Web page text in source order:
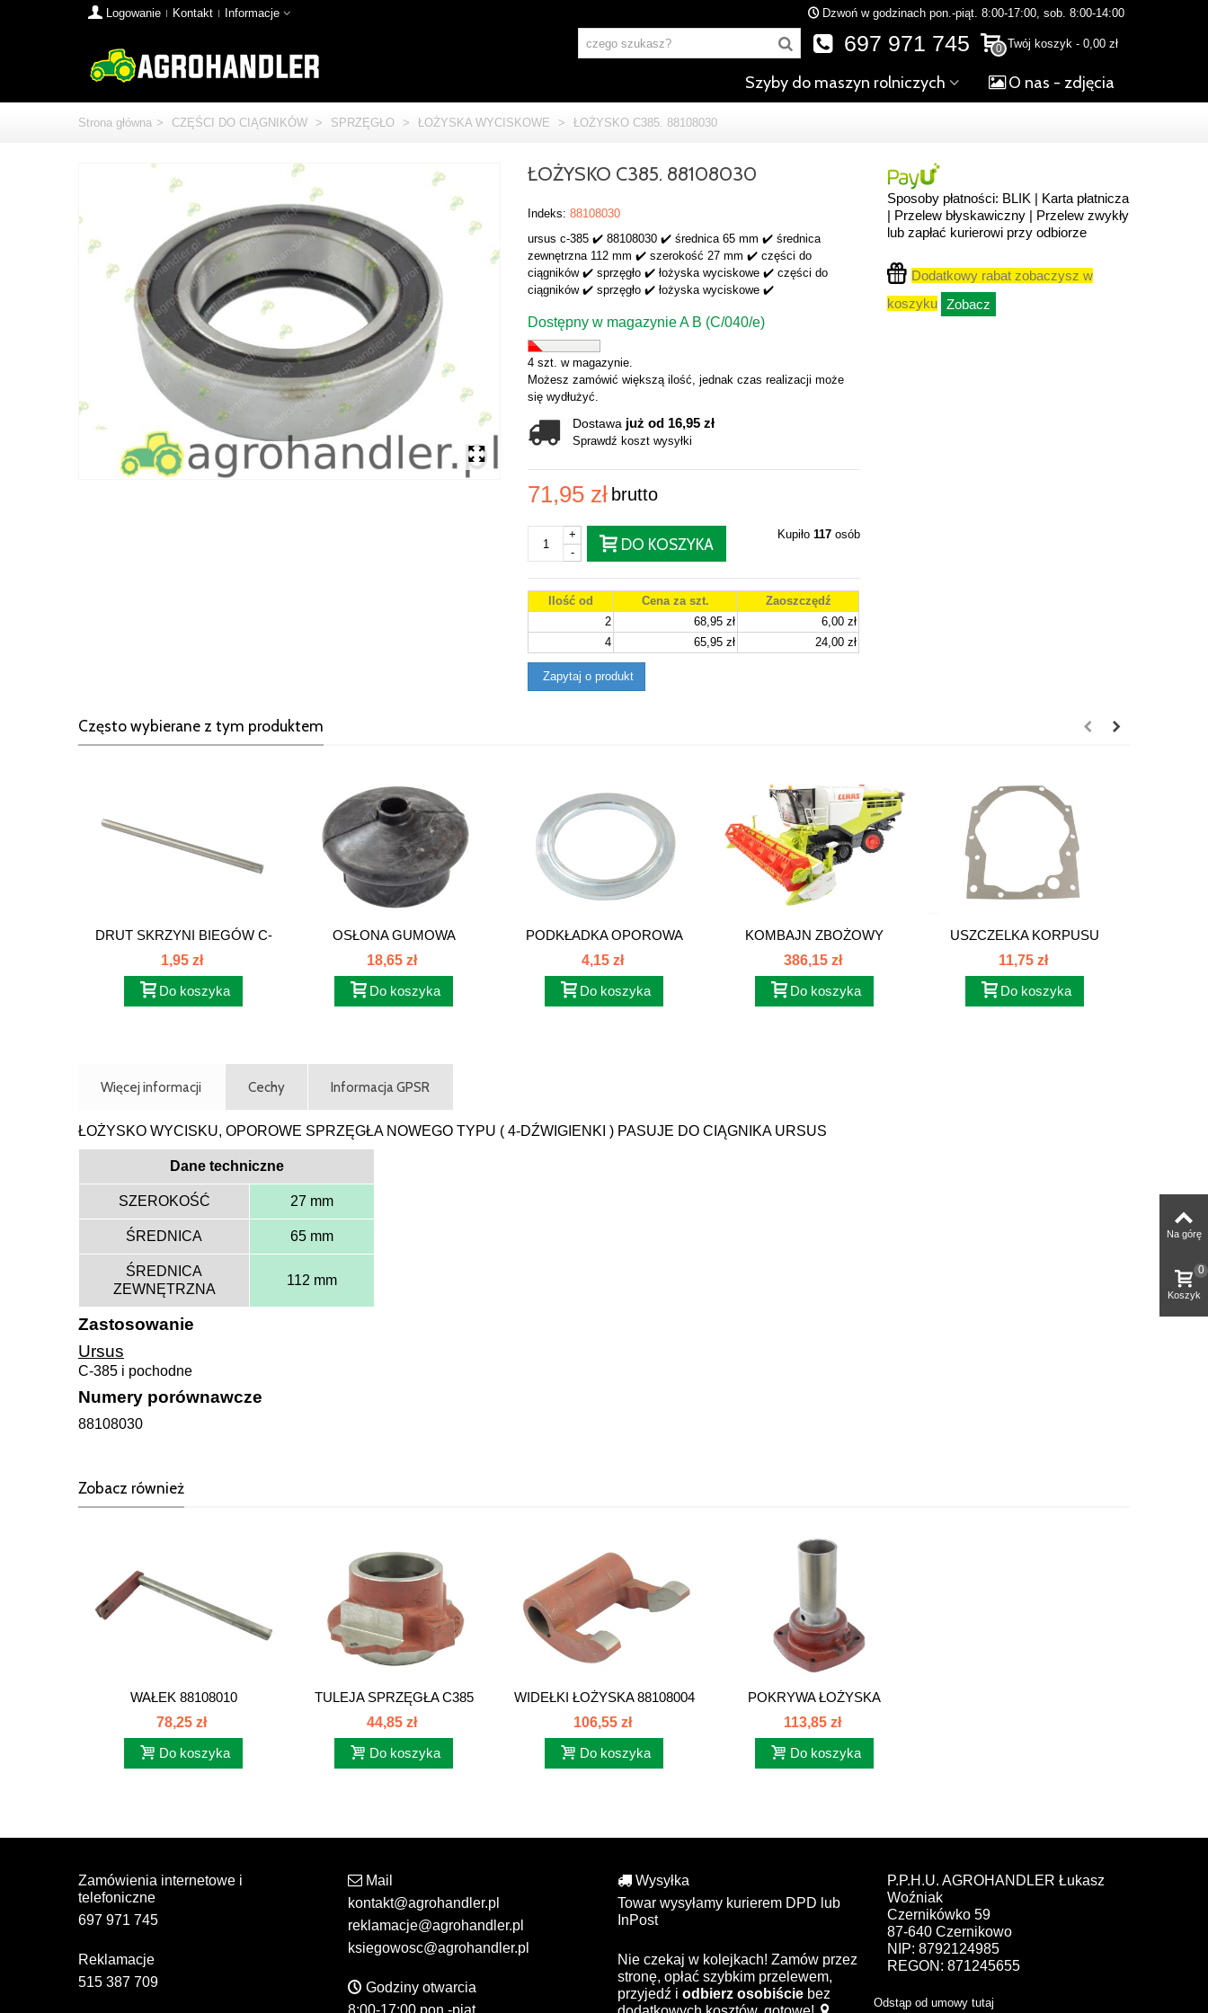
Logowanie Kontakt Informacje Dzwoń w godzinach pon.-piąt. 8:00-17:00, sob. 8:00-14:00
0 Twój koszyk - 0,00 zł
697 971 745
Szyby do maszyn rolniczych O nas - zdjęcia
Strona główna > CZĘŚCI DO CIĄGNIKÓW > SPRZĘGŁO > ŁOŻYSKA WYCISKOWE > ŁOŻYSKO C385. 88108030
ŁOŻYSKO C385. 88108030
Indeks: 88108030
ursus c-385 ✔️ 88108030 ✔️ średnica 65 mm ✔️ średnica
zewnętrzna 112 mm ✔️ szerokość 27 mm ✔️ części do
ciągników ✔️ sprzęgło ✔️ łożyska wyciskowe ✔️ części do
ciągników ✔️ sprzęgło ✔️ łożyska wyciskowe ✔️
Dostępny w magazynie A B (C/040/e)
4 szt. w magazynie.
Możesz zamówić większą ilość, jednak czas realizacji może
się wydłużyć.
Dostawa już od 16,95 zł
Sprawdź koszt wysyłki
71,95 zł brutto
-
+
DO KOSZYKA
Kupiło 117osób
Ilość od Cena za szt.
Zaoszczędź
2
68,95 zł
6,00 zł
4
65,95 zł 24,00 zł
Zapytaj o produkt
Sposoby płatności: BLIK | Karta płatnicza
| Przelew błyskawiczny | Przelew zwykły
lub zapłać kurierowi przy odbiorze
Dodatkowy rabat zobaczysz w
koszyku Zobacz
Często wybierane z tym produktem
DRUT SKRZYNI BIEGÓW C-
385 80121132
1,95 zł
Do koszyka
OSŁONA GUMOWA
DŹWIGNI...
18,65 zł
Do koszyka
PODKŁADKA OPOROWA
SKRZYNI...
4,15 zł
Do koszyka
KOMBAJN ZBOŻOWY
CLAAS...
386,15 zł
Do koszyka
USZCZELKA KORPUSU
SKRZYNI...
11,75 zł
Do koszyka
Więcej informacji Cechy Informacja GPSR
ŁOŻYSKO WYCISKU, OPOROWE SPRZĘGŁA NOWEGO TYPU ( 4-DŹWIGIENKI ) PASUJE DO CIĄGNIKA URSUS
Dane techniczne
SZEROKOŚĆ 27 mm
ŚREDNICA 65 mm
ŚREDNICA
ZEWNĘTRZNA
112 mm
Zastosowanie
Ursus
C-385 i pochodne
Numery porównawcze
88108030
Zobacz również
WAŁEK 88108010
78,25 zł
Do koszyka
TULEJA SPRZĘGŁA C385
88108017
44,85 zł
Do koszyka
WIDEŁKI ŁOŻYSKA 88108004
106,55 zł
Do koszyka
POKRYWA ŁOŻYSKA
PRZEDNIA 88108025
113,85 zł
Do koszyka
Zamówienia internetowe i
telefoniczne
697 971 745
Reklamacje
515 387 709
Mail
kontakt@agrohandler.pl
reklamacje@agrohandler.pl
ksiegowosc@agrohandler.pl
Godziny otwarcia
8:00-17:00 pon.-piąt.
Wysyłka
Towar wysyłamy kurierem DPD lub
InPost
Nie czekaj w kolejkach! Zamów przez
stronę, opłać szybkim przelewem,
przyjedź i odbierz osobiście bez
P.P.H.U. AGROHANDLER Łukasz
Woźniak
Czernikówko 59
87-640 Czernikowo
NIP: 8792124985
REGON: 871245655
Odstąp od umowy tutaj
Na górę
Koszyk
0